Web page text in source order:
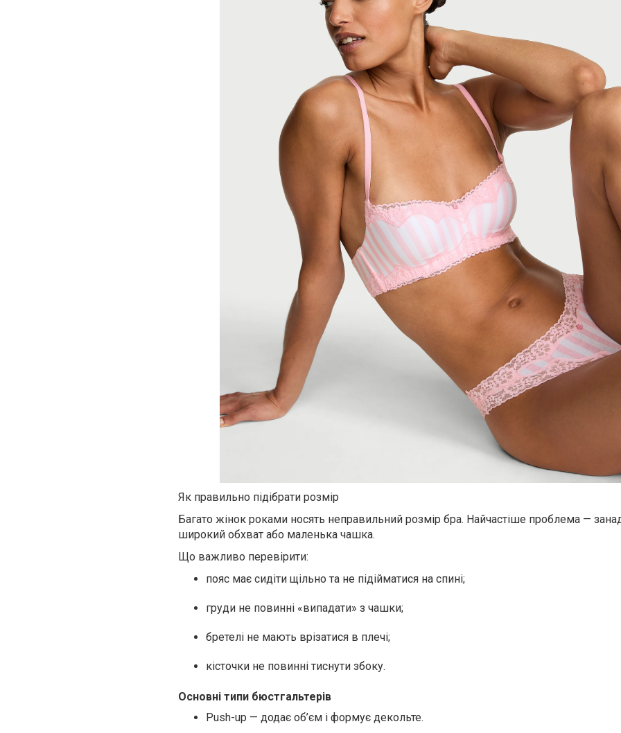
Як правильно підібрати розмір
Багато жінок роками носять неправильний розмір бра. Найчастіше проблема —
широкий обхват або маленька чашка.
Що важливо перевірити:
пояс має сидіти щільно та не підійматися на спині;
груди не повинні «випадати» з чашки;
бретелі не мають врізатися в плечі;
кісточки не повинні тиснути збоку.
Основні типи бюстгальтерів
Push-up — додає об’єм і формує декольте.